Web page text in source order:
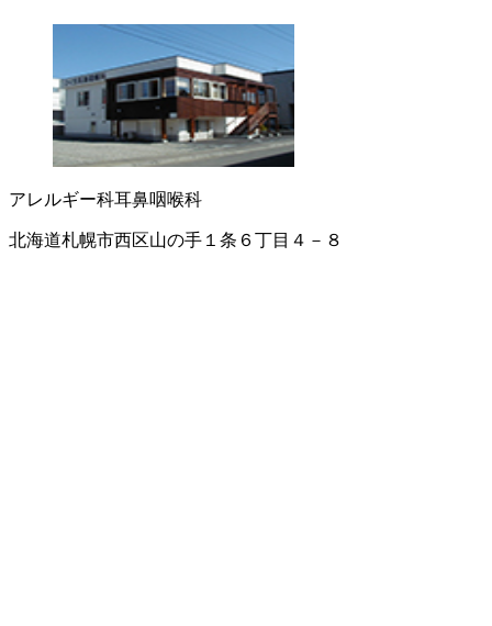
アレルギー科耳鼻咽喉科
北海道札幌市西区山の手１条６丁目４－８